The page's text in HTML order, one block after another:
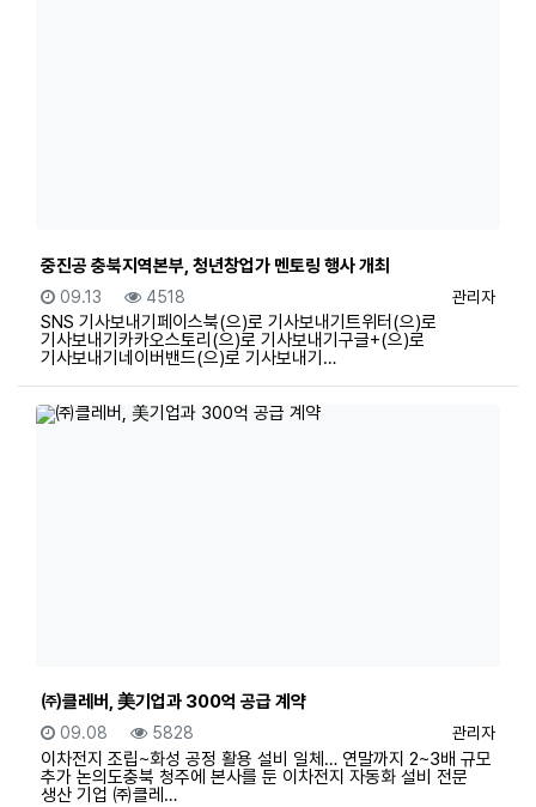
중진공 충북지역본부, 청년창업가 멘토링 행사 개최
등록자
관리자
등록일
09.13 조회
4518
SNS 기사보내기페이스북(으)로 기사보내기트위터(으)로
기사보내기카카오스토리(으)로 기사보내기구글+(으)로
기사보내기네이버밴드(으)로 기사보내기…
㈜클레버, 美기업과 300억 공급 계약
등록자
관리자
등록일
09.08 조회
5828
이차전지 조립~화성 공정 활용 설비 일체… 연말까지 2~3배 규모
추가 논의도충북 청주에 본사를 둔 이차전지 자동화 설비 전문
생산 기업 ㈜클레…